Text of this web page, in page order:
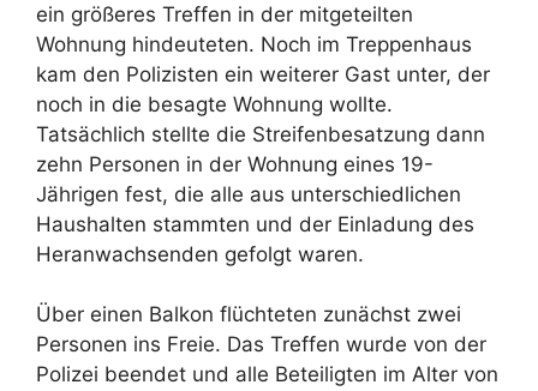
ein größeres Treffen in der mitgeteilten
Wohnung hindeuteten. Noch im Treppenhaus
kam den Polizisten ein weiterer Gast unter, der
noch in die besagte Wohnung wollte.
Tatsächlich stellte die Streifenbesatzung dann
zehn Personen in der Wohnung eines 19-
Jährigen fest, die alle aus unterschiedlichen
Haushalten stammten und der Einladung des
Heranwachsenden gefolgt waren.
Über einen Balkon flüchteten zunächst zwei
Personen ins Freie. Das Treffen wurde von der
Polizei beendet und alle Beteiligten im Alter von